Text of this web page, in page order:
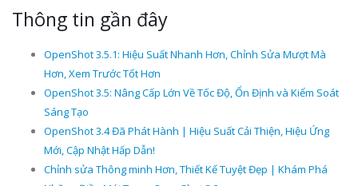
Thông tin gần đây
OpenShot 3.5.1: Hiệu Suất Nhanh Hơn, Chỉnh Sửa Mượt Mà
Hơn, Xem Trước Tốt Hơn
OpenShot 3.5: Nâng Cấp Lớn Về Tốc Độ, Ổn Định và Kiểm Soát
Sáng Tạo
OpenShot 3.4 Đã Phát Hành | Hiệu Suất Cải Thiện, Hiệu Ứng
Mới, Cập Nhật Hấp Dẫn!
Chỉnh sửa Thông minh Hơn, Thiết Kế Tuyệt Đẹp | Khám Phá